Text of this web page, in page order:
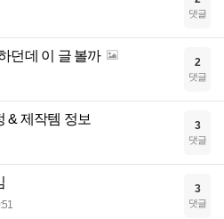
댓글
던데 이 글 볼까 2
댓글
& 제작템 정보 3
댓글
3
댓글